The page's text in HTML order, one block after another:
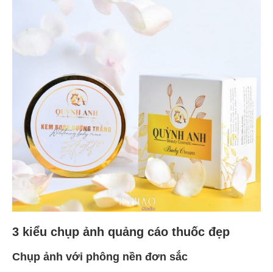
3 kiểu chụp ảnh quảng cáo thuốc đẹp
Chụp ảnh với phông nền đơn sắc